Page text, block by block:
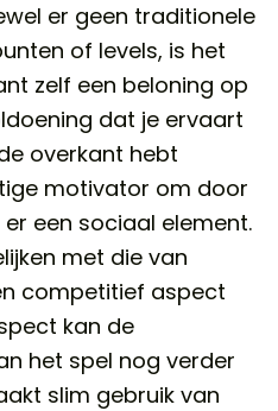
er geen traditionele
of levels, is het
zelf een beloning op
dat je ervaart
overkant hebt
motivator om door
een sociaal element.
met die van
competitief aspect
kan de
het spel nog verder
slim gebruik van